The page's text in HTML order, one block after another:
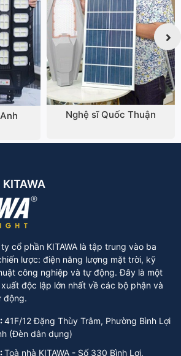
Nghệ sĩ Quốc Thuận
cổ phần KITAWA là tập trung vào ba
lược: điện năng lượng mặt trời, kỹ
công nghiệp và tự động. Đây là một
độc lập lớn nhất về các bộ phận và
động.
41F/12 Đặng Thùy Trâm, Phường Bình Lợi
(Đèn dân dụng)
Toà nhà KITAWA - Số 330 Bình Lợi,